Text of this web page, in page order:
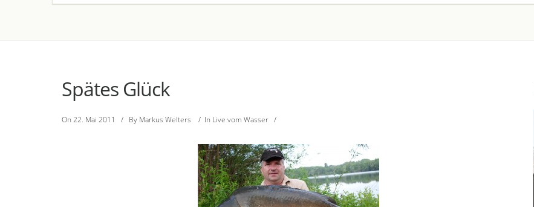
Spätes Glück
On 22. Mai 2011 / By Markus Welters / In Live vom Wasser /